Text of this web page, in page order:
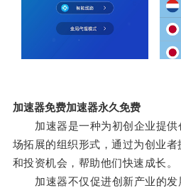
加速器免费加速器永久免费
加速器是一种为初创企业提供
场拓展的组织形式，通过为创业
和投资机会，帮助他们快速成长。
加速器不仅促进创新产业的发